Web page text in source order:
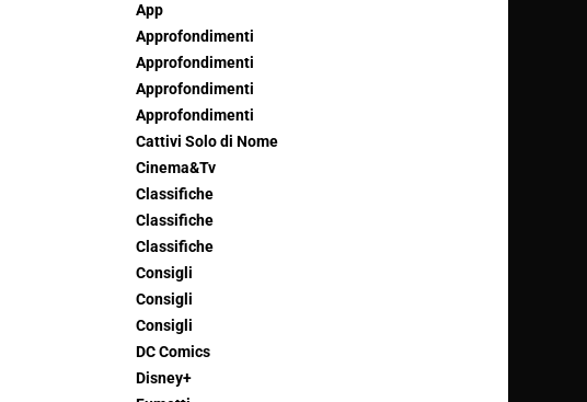
App
Approfondimenti
Approfondimenti
Approfondimenti
Approfondimenti
Cattivi Solo di Nome
Cinema&Tv
Classifiche
Classifiche
Classifiche
Consigli
Consigli
Consigli
DC Comics
Disney+